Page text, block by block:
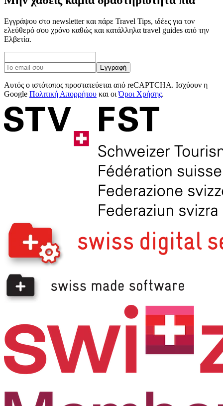
Εγγράψου στο newsletter και πάρε Travel Tips, ιδέες για τον
ελεύθερό σου χρόνο καθώς και κατάλληλα travel guides από την
Ελβετία.
Εγγραφή
Αυτός ο ιστότοπος προστατεύεται από reCAPTCHA. Ισχύουν η
Google Πολιτική Απορρήτου και οιΌροι Χρήσης.